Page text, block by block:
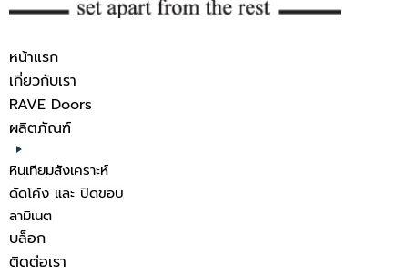
หน้าแรก
เกี่ยวกับเรา
RAVE Doors
ผลิตภัณฑ์
หินเทียมสังเคราะห์
ดัดโค้ง และ ปิดขอบ
ลามิเนต
บล็อก
ติดต่อเรา